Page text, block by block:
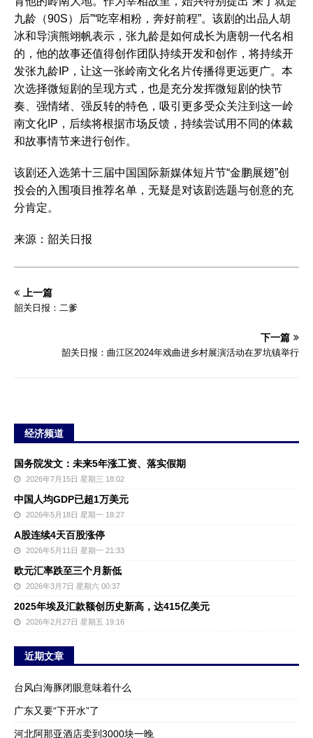
九龄（90S）后”“吃宰相粉，奔好前程”。该剧的出品人胡
冰和导演熊翊帆表示，张九龄是如何成长为唐朝一代名相
的，他的故事还值得创作团队持续开发和创作，将持续开
发张九龄IP，让这一张岭南文化名片传播得更远更广。本
次选择微短剧的呈现方式，也是充分发挥微短剧的快节
奏、强情绪、强反转的特色，吸引更多受众关注到这一岭
南文化IP，后续将根据市场反馈，持续尝试用不同的体裁
和故事情节来进行创作。
该剧还入选第十三届中国国际新媒体短片节“金鹏展翅”创
投会的入围项目推荐名单，无疑是对该剧选题与创意的充
分肯定。
来源：韶关日报
上一篇
韶关日报：二爹
下一篇
韶关日报：曲江区2024年戏曲进乡村展演活动在罗坑镇举行
经济频道
国务院发文：未来5年涨工资、落实假期
2026年7月15日 星期三 18:02
中国人均GDP已超1万美元
2026年5月18日 星期一 18:27
A股连续4天百股涨停
2026年5月11日 星期一 21:33
欧元汇率跌至三个月新低
2026年3月7日 星期六 00:37
2025年埃及汇款额创历史新高，达415亿美元
2026年2月27日 星期五 19:16
近期文章
台风白海豚闭眼意味着什么
广东又要“下开水”了
河北阿那亚酒店卖到3000块一晚